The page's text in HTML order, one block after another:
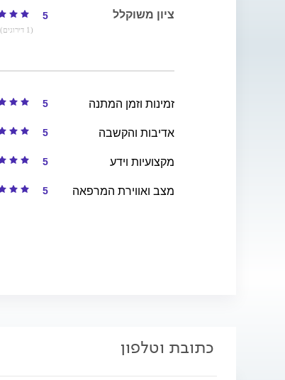
ציון משוקלל 5
(1 דירוגים)
זמינות וזמן המתנה 5
אדיבות והקשבה 5
מקצועיות וידע 5
מצב ואווירת המרפאה 5
כתובת וטלפון